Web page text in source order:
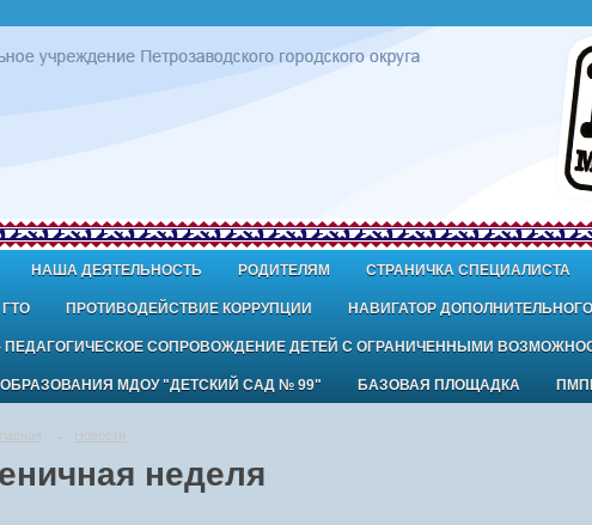
НАША ДЕЯТЕЛЬНОСТЬ РОДИТЕЛЯМ СТРАНИЧКА СПЕЦИАЛИСТА
ГТО ПРОТИВОДЕЙСТВИЕ КОРРУПЦИИ НАВИГАТОР
ПЕДАГОГИЧЕСКОЕ СОПРОВОЖДЕНИЕ ДЕТЕЙ С ОГРАНИЧЕННЫМИ
МДОУ "ДЕТСКИЙ САД № 99" БАЗОВАЯ ПЛОЩАДКА
→ Новости
неделя